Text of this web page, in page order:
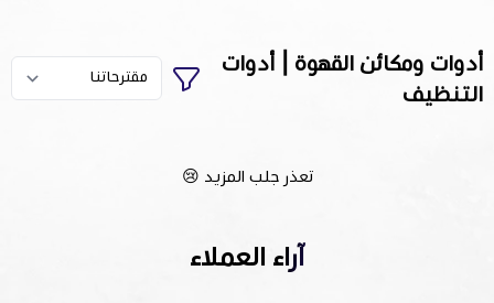
أدوات ومكائن القهوة | أدوات
التنظيف
تعذر جلب المزيد 😢
آراء العملاء